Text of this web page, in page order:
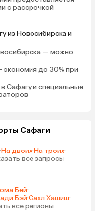
с рассрочкой
из Новосибирска и
— можно
экономия до 30% при
Сафагуи специальные
Сафаги
·На двоих·На троих·
все запросы
Бей·
Бэй·Сахл Хашиш·
все регионы